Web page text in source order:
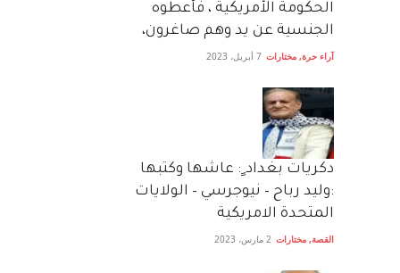
الحكومة الأمريكية ، فأعطوه
الجنسية عن يد وهم صاغرون،
آراء حرة, مختارات 7 أبريل، 2023
دكريات بغداد ٍ: عاشها وكتبها
:وليد رباح – نيوجرسي – الولايات
المتحدة الامريكية
القصة, مختارات 2 مارس، 2023